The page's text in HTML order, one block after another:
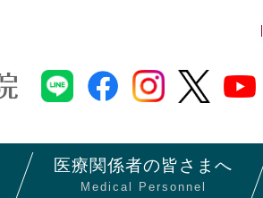
医療関係者の皆さまへ
Medical Personnel